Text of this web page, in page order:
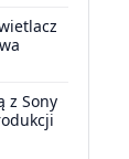
z Sony